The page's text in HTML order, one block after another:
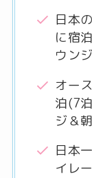
日本
に宿
ウン
オー
泊(7
ジ＆
日本
イレ